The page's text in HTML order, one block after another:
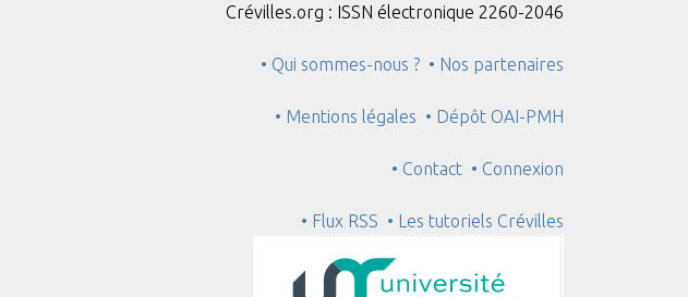
Crévilles.org : ISSN électronique 2260-2046
• Qui sommes-nous ? • Nos partenaires
• Mentions légales • Dépôt OAI-PMH
• Contact • Connexion
• Flux RSS • Les tutoriels Crévilles